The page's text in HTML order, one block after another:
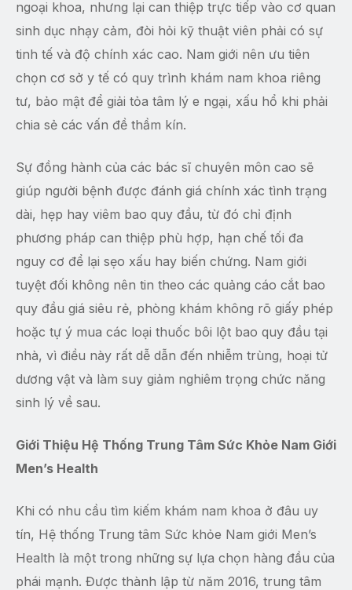
ngoại khoa, nhưng lại can thiệp trực tiếp vào cơ quan
sinh dục nhạy cảm, đòi hỏi kỹ thuật viên phải có sự
tinh tế và độ chính xác cao. Nam giới nên ưu tiên
chọn cơ sở y tế có quy trình khám nam khoa riêng
tư, bảo mật để giải tỏa tâm lý e ngại, xấu hổ khi phải
chia sẻ các vấn đề thầm kín.
Sự đồng hành của các bác sĩ chuyên môn cao sẽ
giúp người bệnh được đánh giá chính xác tình trạng
dài, hẹp hay viêm bao quy đầu, từ đó chỉ định
phương pháp can thiệp phù hợp, hạn chế tối đa
nguy cơ để lại sẹo xấu hay biến chứng. Nam giới
tuyệt đối không nên tin theo các quảng cáo cắt bao
quy đầu giá siêu rẻ, phòng khám không rõ giấy phép
hoặc tự ý mua các loại thuốc bôi lột bao quy đầu tại
nhà, vì điều này rất dễ dẫn đến nhiễm trùng, hoại tử
dương vật và làm suy giảm nghiêm trọng chức năng
sinh lý về sau.
Giới Thiệu Hệ Thống Trung Tâm Sức Khỏe Nam Giới
Men’s Health
Khi có nhu cầu tìm kiếm khám nam khoa ở đâu uy
tín, Hệ thống Trung tâm Sức khỏe Nam giới Men’s
Health là một trong những sự lựa chọn hàng đầu của
phái mạnh. Được thành lập từ năm 2016, trung tâm